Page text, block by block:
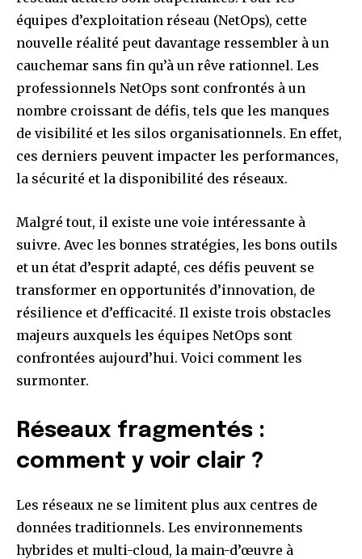
équipes d’exploitation réseau (NetOps), cette
nouvelle réalité peut davantage ressembler à un
cauchemar sans fin qu’à un rêve rationnel. Les
professionnels NetOps sont confrontés à un
nombre croissant de défis, tels que les manques
de visibilité et les silos organisationnels. En effet,
ces derniers peuvent impacter les performances,
la sécurité et la disponibilité des réseaux.
Malgré tout, il existe une voie intéressante à
suivre. Avec les bonnes stratégies, les bons outils
et un état d’esprit adapté, ces défis peuvent se
transformer en opportunités d’innovation, de
résilience et d’efficacité. Il existe trois obstacles
majeurs auxquels les équipes NetOps sont
confrontées aujourd’hui. Voici comment les
surmonter.
Réseaux fragmentés :
comment y voir clair ?
Les réseaux ne se limitent plus aux centres de
données traditionnels. Les environnements
hybrides et multi-cloud, la main-d’œuvre à